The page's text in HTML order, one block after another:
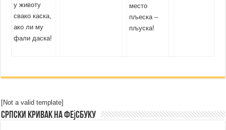
у животу
свако каска,
ако ли му
фали даска!
место
пљеска –
пљуска!
[Not a valid template]
Српски Кривак на Фејсбуку